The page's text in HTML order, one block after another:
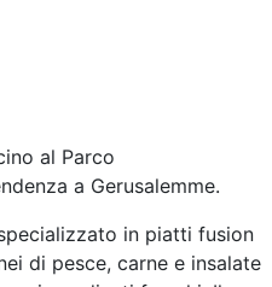
al Parco
a Gerusalemme.
in piatti fusion
di pesce, carne e insalate